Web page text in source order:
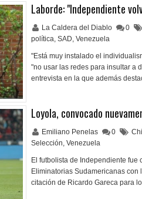
Laborde: "Independiente
La Caldera del Diablo 0
política, SAD, Venezuela
"Está muy instalado el
"no usar las redes para insultar a
entrevista en la que además
Loyola, convocado
Emiliano Penelas 0
Selección, Venezuela
El futbolista de Independiente
Eliminatorias Sudamericanas
citación de Ricardo Gareca para